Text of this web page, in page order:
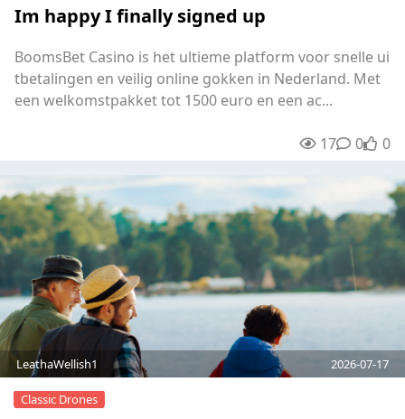
Im happy I finally signed up
BoomsBet Casino is het ultieme platform voor snelle ui
tbetalingen en veilig online gokken in Nederland. Met
een welkomstpakket tot 1500 euro en een ac...
17 00 0
LeathaWellish1 2026-07-17
Classic Drones